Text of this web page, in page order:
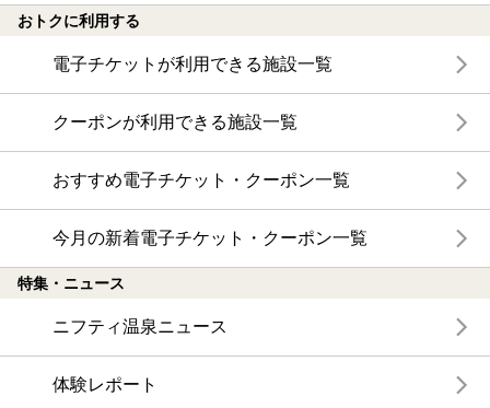
おトクに利用する
電子チケットが利用できる施設一覧
クーポンが利用できる施設一覧
おすすめ電子チケット・クーポン一覧
今月の新着電子チケット・クーポン一覧
特集・ニュース
ニフティ温泉ニュース
体験レポート